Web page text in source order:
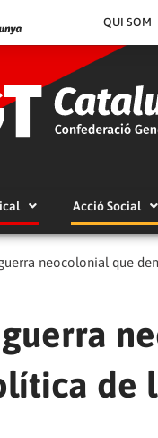
QUI SOM
Acció Social
neocolonial que
de